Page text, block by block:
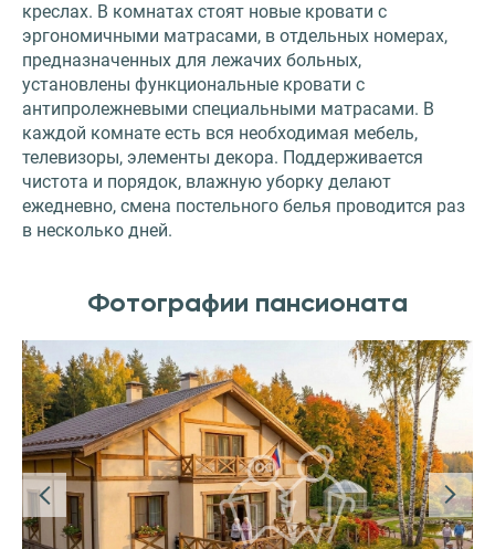
креслах. В комнатах стоят новые кровати с
эргономичными матрасами, в отдельных номерах,
предназначенных для лежачих больных,
установлены функциональные кровати с
антипролежневыми специальными матрасами. В
каждой комнате есть вся необходимая мебель,
телевизоры, элементы декора. Поддерживается
чистота и порядок, влажную уборку делают
ежедневно, смена постельного белья проводится раз
в несколько дней.
Фотографии пансионата